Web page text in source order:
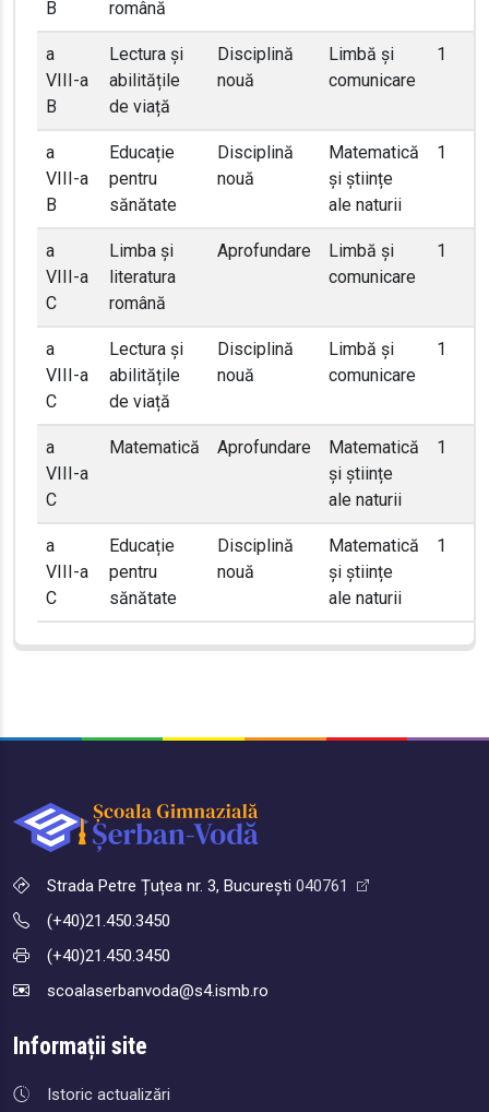
B
română
a
VIII-a
B
Lectura și
abilitățile
de viață
Disciplină
nouă
Limbă și
comunicare
1
a
VIII-a
B
Educație
pentru
sănătate
Disciplină
nouă
Matematică
și științe
ale naturii
1
a
VIII-a
C
Limba și
literatura
română
Aprofundare
Limbă și
comunicare
1
a
VIII-a
C
Lectura și
abilitățile
de viață
Disciplină
nouă
Limbă și
comunicare
1
a
VIII-a
C
Matematică Aprofundare
Matematică
și științe
ale naturii
1
a
VIII-a
C
Educație
pentru
sănătate
Disciplină
nouă
Matematică
și științe
ale naturii
1
Strada Petre Țuțea nr. 3, București 040761
(+40)21.450.3450
(+40)21.450.3450
scoalaserbanvoda@s4.ismb.ro
Informații site
Istoric actualizări